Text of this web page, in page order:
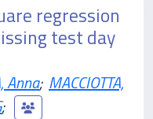
regression
test day
Anna; MACCIOTTA,
;